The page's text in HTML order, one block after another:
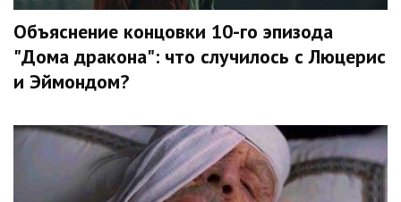
Объяснение концовки 10-го эпизода
"Дома дракона": что случилось с Люцерис
и Эймондом?